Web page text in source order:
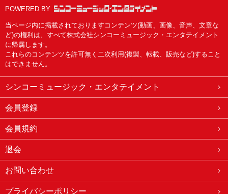
POWERED BY
当ページ内に掲載されておりますコンテンツ(動画、画像、音声、文章な
ど)の権利は、すべて株式会社シンコーミュージック・エンタテイメント
に帰属します。
これらのコンテンツを許可無く二次利用(複製、転載、販売など)すること
はできません。
シンコーミュージック・エンタテイメント
会員登録
会員規約
退会
お問い合わせ
プライバシーポリシー